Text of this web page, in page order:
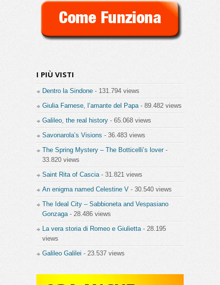
I PIÙ VISTI
Dentro la Sindone - 131.794 views
Giulia Farnese, l’amante del Papa - 89.482 views
Galileo, the real history - 65.068 views
Savonarola’s Visions - 36.483 views
The Spring Mystery – The Botticelli’s lover-
33.820 views
Saint Rita of Cascia - 31.821 views
An enigma named Celestine V - 30.540 views
The Ideal City – Sabbioneta and Vespasiano
Gonzaga - 28.486 views
La vera storia di Romeo e Giulietta - 28.195
views
Galileo Galilei - 23.537 views